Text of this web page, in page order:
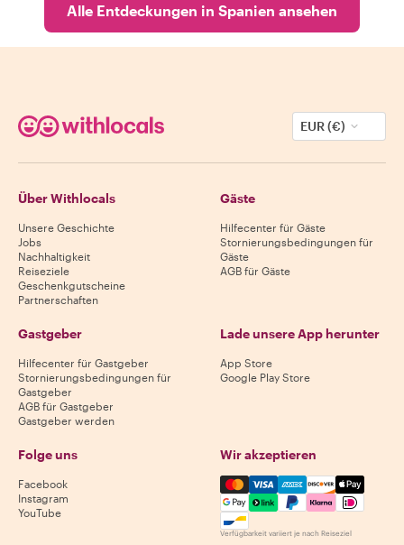
Alle Entdeckungen in Spanien ansehen
EUR (€)
Über Withlocals
Unsere Geschichte
Jobs
Nachhaltigkeit
Reiseziele
Geschenkgutscheine
Partnerschaften
Gäste
Hilfecenter für Gäste
Stornierungsbedingungen für
Gäste
AGB für Gäste
Gastgeber
Hilfecenter für Gastgeber
Stornierungsbedingungen für
Gastgeber
AGB für Gastgeber
Gastgeber werden
Lade unsere App herunter
App Store
Google Play Store
Folge uns
Facebook
Instagram
YouTube
Wir akzeptieren
Mastercard, Visa, Amex,
Verfügbarkeit variiert je nach Reiseziel